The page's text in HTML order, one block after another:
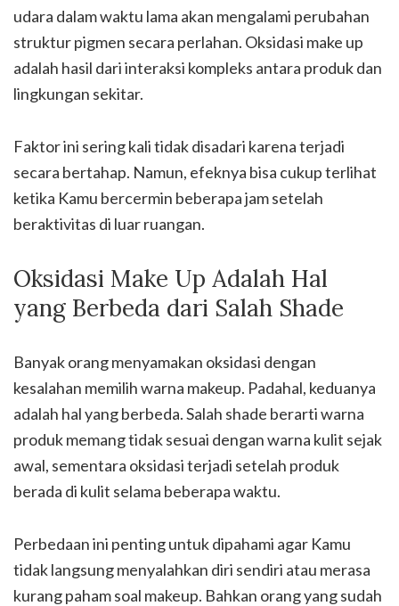
udara dalam waktu lama akan mengalami perubahan
struktur pigmen secara perlahan. Oksidasi make up
adalah hasil dari interaksi kompleks antara produk dan
lingkungan sekitar.
Faktor ini sering kali tidak disadari karena terjadi
secara bertahap. Namun, efeknya bisa cukup terlihat
ketika Kamu bercermin beberapa jam setelah
beraktivitas di luar ruangan.
Oksidasi Make Up Adalah Hal
yang Berbeda dari Salah Shade
Banyak orang menyamakan oksidasi dengan
kesalahan memilih warna makeup. Padahal, keduanya
adalah hal yang berbeda. Salah shade berarti warna
produk memang tidak sesuai dengan warna kulit sejak
awal, sementara oksidasi terjadi setelah produk
berada di kulit selama beberapa waktu.
Perbedaan ini penting untuk dipahami agar Kamu
tidak langsung menyalahkan diri sendiri atau merasa
kurang paham soal makeup. Bahkan orang yang sudah